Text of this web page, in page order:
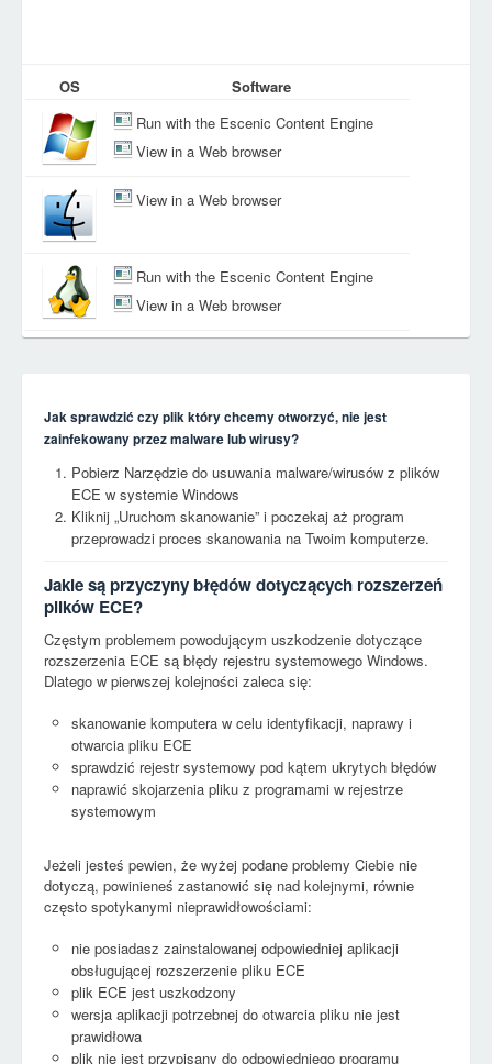
OS
Software
Run with the Escenic Content Engine
View in a Web browser
View in a Web browser
Run with the Escenic Content Engine
View in a Web browser
Jak sprawdzić czy plik który chcemy otworzyć, nie jest
zainfekowany przez malware lub wirusy?
Pobierz Narzędzie do usuwania malware/wirusów z plików
ECE w systemie Windows
Kliknij „Uruchom skanowanie” i poczekaj aż program
przeprowadzi proces skanowania na Twoim komputerze.
Jakie są przyczyny błędów dotyczących rozszerzeń
plików ECE?
Częstym problemem powodującym uszkodzenie dotyczące
rozszerzenia ECE są błędy rejestru systemowego Windows.
Dlatego w pierwszej kolejności zaleca się:
skanowanie komputera w celu identyfikacji, naprawy i
otwarcia pliku ECE
sprawdzić rejestr systemowy pod kątem ukrytych błędów
naprawić skojarzenia pliku z programami w rejestrze
systemowym
Jeżeli jesteś pewien, że wyżej podane problemy Ciebie nie
dotyczą, powinieneś zastanowić się nad kolejnymi, równie
często spotykanymi nieprawidłowościami:
nie posiadasz zainstalowanej odpowiedniej aplikacji
obsługującej rozszerzenie pliku ECE
plik ECE jest uszkodzony
wersja aplikacji potrzebnej do otwarcia pliku nie jest
prawidłowa
plik nie jest przypisany do odpowiedniego programu